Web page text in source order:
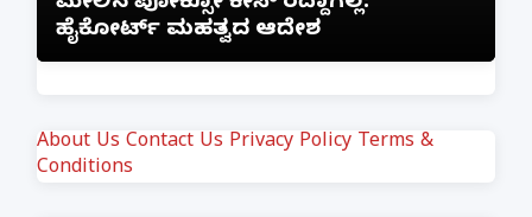
ಹೈಕೋರ್ಟ್ ಮಹತ್ವದ ಆದೇಶ
About Us Contact Us Privacy Policy Terms &
Conditions